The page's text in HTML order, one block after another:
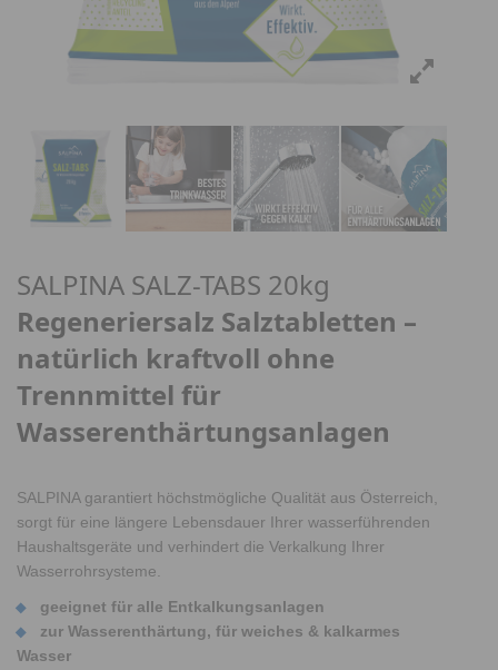
SALPINA SALZ-TABS 20kg
Regeneriersalz Salztabletten –
natürlich kraftvoll ohne
Trennmittel für
Wasserenthärtungsanlagen
SALPINA garantiert höchstmögliche Qualität aus Österreich,
sorgt für eine längere Lebensdauer Ihrer wasserführenden
Haushaltsgeräte und verhindert die Verkalkung Ihrer
Wasserrohrsysteme.
geeignet für alle Entkalkungsanlagen
zur Wasserenthärtung, für weiches & kalkarmes
Wasser